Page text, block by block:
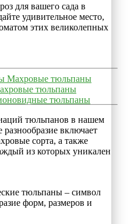
для вашего сада в
удивительное место,
этих великолепных
Махровые тюльпаны
тюльпаны
тюльпаны
тюльпанов в нашем
включает
сорта, а также
из которых уникален
тюльпаны – символ
форм, размеров и